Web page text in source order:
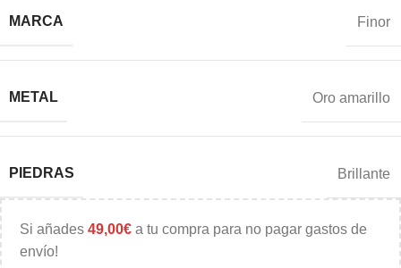
MARCA Finor
METAL Oro amarillo
PIEDRAS Brillante
Si añades 49,00€ a tu compra para no pagar gastos de
envío!